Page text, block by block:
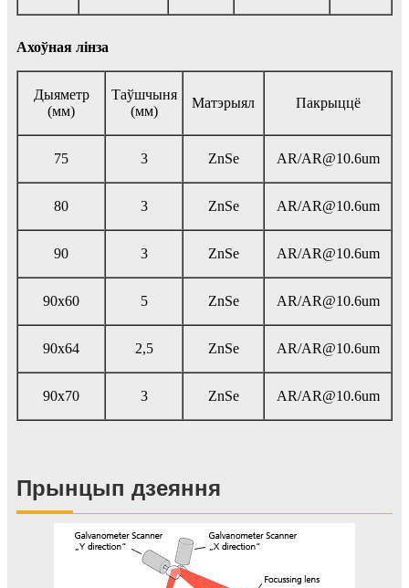
Ахоўная лінза
Дыяметр
(мм)
Таўшчыня
(мм)
Матэрыял Пакрыццё
75 3 ZnSe AR/AR@10.6um
80 3 ZnSe AR/AR@10.6um
90 3 ZnSe AR/AR@10.6um
90x60 5 ZnSe AR/AR@10.6um
90x64 2,5 ZnSe AR/AR@10.6um
90x70 3 ZnSe AR/AR@10.6um
Прынцып дзеяння